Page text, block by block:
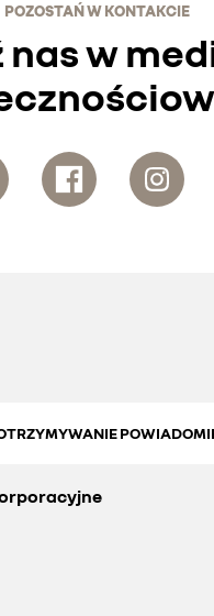
POZOSTAŃ W KONTAKCIE
nas w